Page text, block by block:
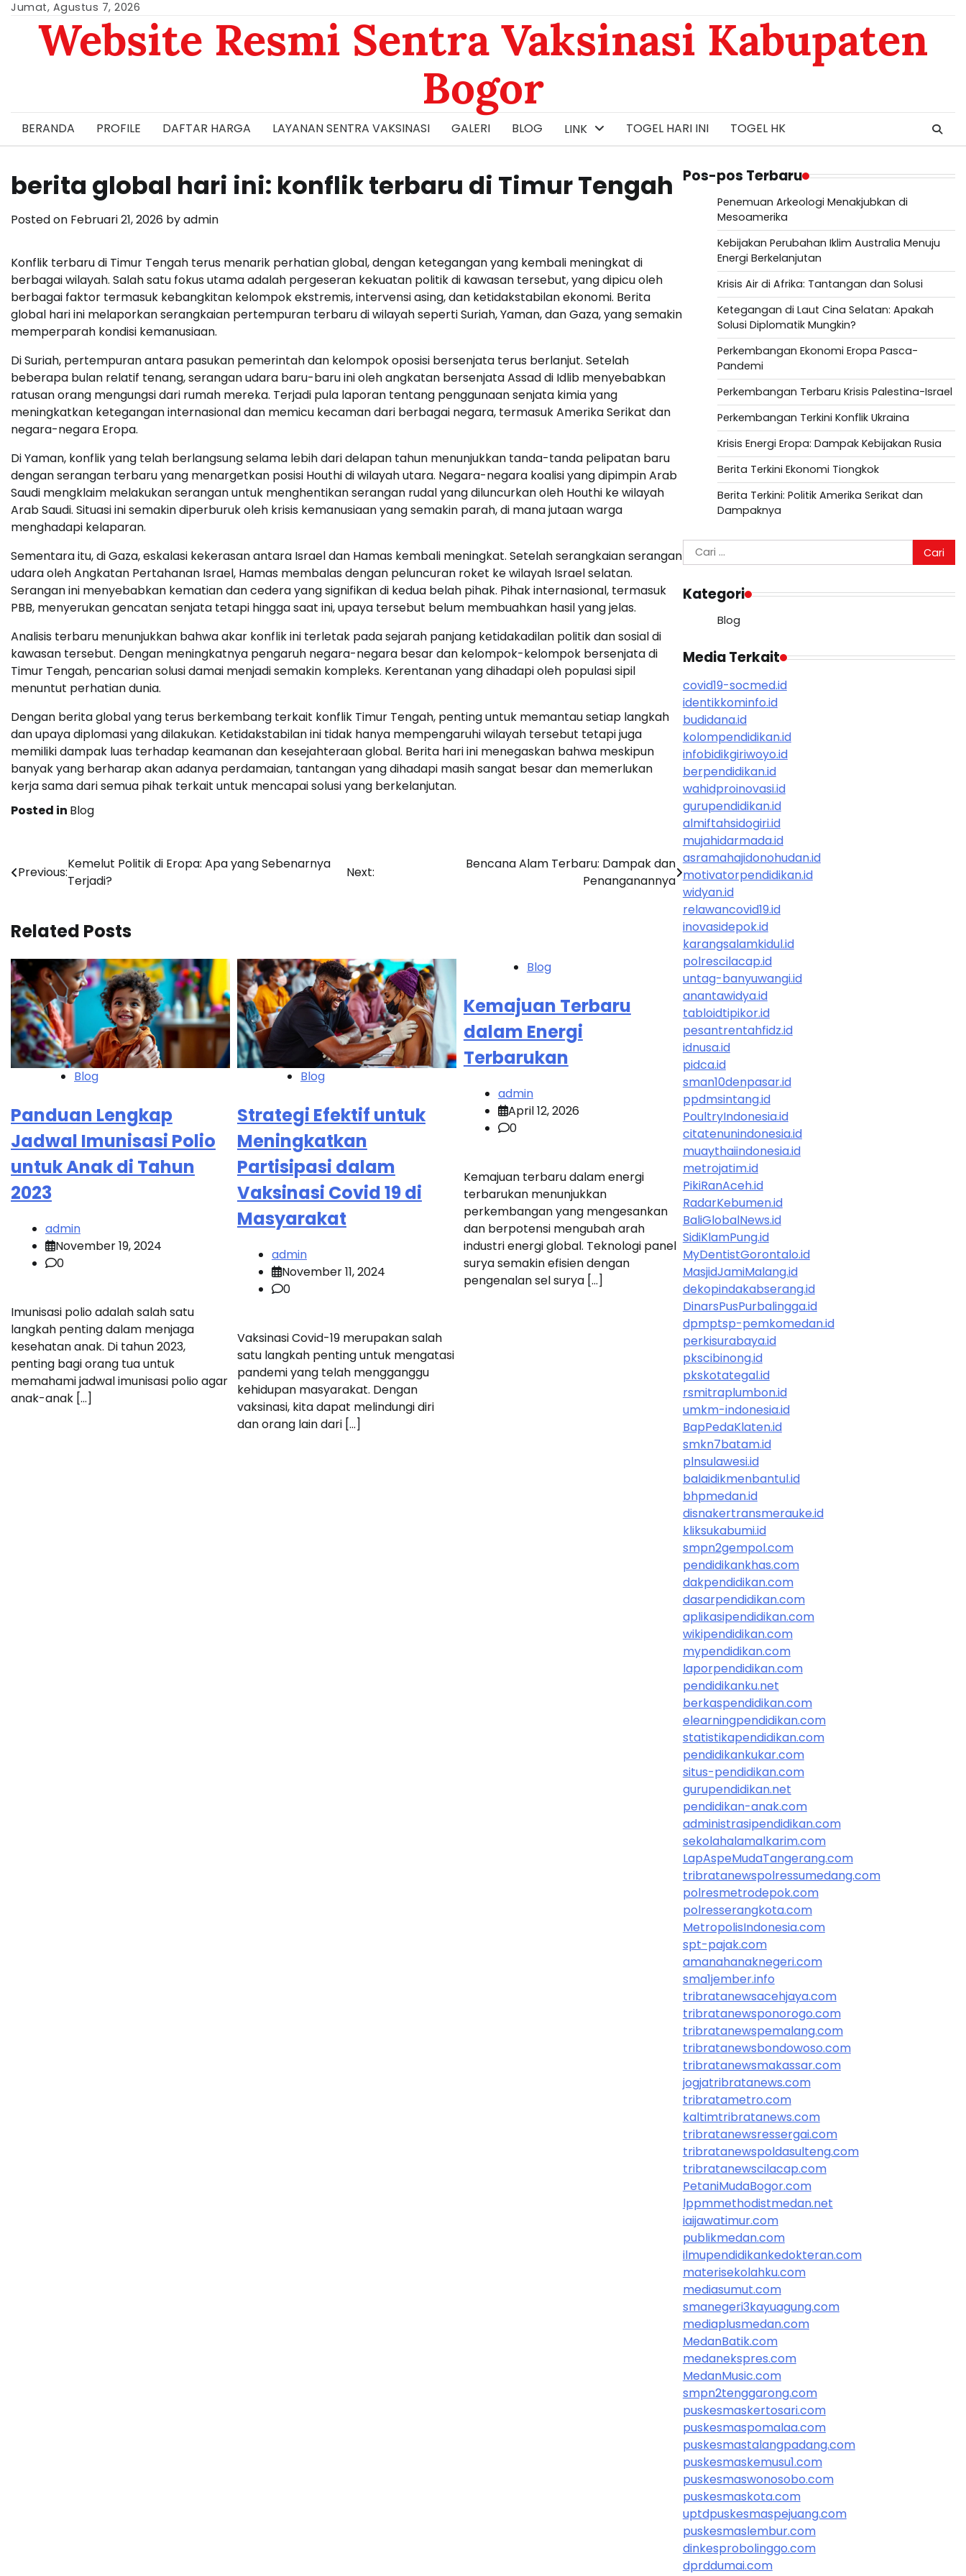
Skip
content
Jumat, Agustus 7, 2026
Website Resmi Sentra Vaksinasi Kabupaten
Bogor
BERANDA PROFILE DAFTAR HARGA LAYANAN SENTRA VAKSINASI GALERI BLOG LINK TOGEL HARI INI TOGEL HK
berita global hari ini: konflik terbaru di Timur Tengah
Posted on Februari 21, 2026 byadmin
Konflik terbaru di Timur Tengah terus menarik perhatian global, dengan ketegangan yang kembali meningkat di
berbagai wilayah. Salah satu fokus utama adalah pergeseran kekuatan politik di kawasan tersebut, yang dipicu oleh
berbagai faktor termasuk kebangkitan kelompok ekstremis, intervensi asing, dan ketidakstabilan ekonomi. Berita
global hari ini melaporkan serangkaian pertempuran terbaru di wilayah seperti Suriah, Yaman, dan Gaza, yang semakin
memperparah kondisi kemanusiaan.
Di Suriah, pertempuran antara pasukan pemerintah dan kelompok oposisi bersenjata terus berlanjut. Setelah
beberapa bulan relatif tenang, serangan udara baru-baru ini oleh angkatan bersenjata Assad di Idlib menyebabkan
ratusan orang mengungsi dari rumah mereka. Terjadi pula laporan tentang penggunaan senjata kimia yang
meningkatkan ketegangan internasional dan memicu kecaman dari berbagai negara, termasuk Amerika Serikat dan
negara-negara Eropa.
Di Yaman, konflik yang telah berlangsung selama lebih dari delapan tahun menunjukkan tanda-tanda pelipatan baru
dengan serangan terbaru yang menargetkan posisi Houthi di wilayah utara. Negara-negara koalisi yang dipimpin Arab
Saudi mengklaim melakukan serangan untuk menghentikan serangan rudal yang diluncurkan oleh Houthi ke wilayah
Arab Saudi. Situasi ini semakin diperburuk oleh krisis kemanusiaan yang semakin parah, di mana jutaan warga
menghadapi kelaparan.
Sementara itu, di Gaza, eskalasi kekerasan antara Israel dan Hamas kembali meningkat. Setelah serangkaian serangan
udara oleh Angkatan Pertahanan Israel, Hamas membalas dengan peluncuran roket ke wilayah Israel selatan.
Serangan ini menyebabkan kematian dan cedera yang signifikan di kedua belah pihak. Pihak internasional, termasuk
PBB, menyerukan gencatan senjata tetapi hingga saat ini, upaya tersebut belum membuahkan hasil yang jelas.
Analisis terbaru menunjukkan bahwa akar konflik ini terletak pada sejarah panjang ketidakadilan politik dan sosial di
kawasan tersebut. Dengan meningkatnya pengaruh negara-negara besar dan kelompok-kelompok bersenjata di
Timur Tengah, pencarian solusi damai menjadi semakin kompleks. Kerentanan yang dihadapi oleh populasi sipil
menuntut perhatian dunia.
Dengan berita global yang terus berkembang terkait konflik Timur Tengah, penting untuk memantau setiap langkah
dan upaya diplomasi yang dilakukan. Ketidakstabilan ini tidak hanya mempengaruhi wilayah tersebut tetapi juga
memiliki dampak luas terhadap keamanan dan kesejahteraan global. Berita hari ini menegaskan bahwa meskipun
banyak yang berharap akan adanya perdamaian, tantangan yang dihadapi masih sangat besar dan memerlukan
kerja sama dari semua pihak terkait untuk mencapai solusi yang berkelanjutan.
Posted in Blog
Navigasi
Previous:
Kemelut Politik di Eropa: Apa yang Sebenarnya
Terjadi?
Next:
Bencana Alam Terbaru: Dampak dan
Penanganannya
Related Posts
Blog
Panduan Lengkap
Jadwal Imunisasi Polio
untuk Anak di Tahun
2023
admin
November 19, 2024
0
Imunisasi polio adalah salah satu
langkah penting dalam menjaga
kesehatan anak. Di tahun 2023,
penting bagi orang tua untuk
memahami jadwal imunisasi polio agar
anak-anak […]
Blog
Strategi Efektif untuk
Meningkatkan
Partisipasi dalam
Vaksinasi Covid 19 di
Masyarakat
admin
November 11, 2024
0
Vaksinasi Covid-19 merupakan salah
satu langkah penting untuk mengatasi
pandemi yang telah mengganggu
kehidupan masyarakat. Dengan
vaksinasi, kita dapat melindungi diri
dan orang lain dari […]
Blog
Kemajuan Terbaru
dalam Energi
Terbarukan
admin
April 12, 2026
0
Kemajuan terbaru dalam energi
terbarukan menunjukkan
perkembangan yang mengesankan
dan berpotensi mengubah arah
industri energi global. Teknologi panel
surya semakin efisien dengan
pengenalan sel surya […]
Pos-pos Terbaru
Penemuan Arkeologi Menakjubkan di
Mesoamerika
Kebijakan Perubahan Iklim Australia Menuju
Energi Berkelanjutan
Krisis Air di Afrika: Tantangan dan Solusi
Ketegangan di Laut Cina Selatan: Apakah
Solusi Diplomatik Mungkin?
Perkembangan Ekonomi Eropa Pasca-
Pandemi
Perkembangan Terbaru Krisis Palestina-Israel
Perkembangan Terkini Konflik Ukraina
Krisis Energi Eropa: Dampak Kebijakan Rusia
Berita Terkini Ekonomi Tiongkok
Berita Terkini: Politik Amerika Serikat dan
Dampaknya
Cari
untuk:
Kategori
Blog
Media Terkait
covid19-socmed.id
identikkominfo.id
budidana.id
kolompendidikan.id
infobidikgiriwoyo.id
berpendidikan.id
wahidproinovasi.id
gurupendidikan.id
almiftahsidogiri.id
mujahidarmada.id
asramahajidonohudan.id
motivatorpendidikan.id
widyan.id
relawancovid19.id
inovasidepok.id
karangsalamkidul.id
polrescilacap.id
untag-banyuwangi.id
anantawidya.id
tabloidtipikor.id
pesantrentahfidz.id
idnusa.id
pidca.id
sman10denpasar.id
ppdmsintang.id
PoultryIndonesia.id
citatenunindonesia.id
muaythaiindonesia.id
metrojatim.id
PikiRanAceh.id
RadarKebumen.id
BaliGlobalNews.id
SidiKlamPung.id
MyDentistGorontalo.id
MasjidJamiMalang.id
dekopindakabserang.id
DinarsPusPurbalingga.id
dpmptsp-pemkomedan.id
perkisurabaya.id
pkscibinong.id
pkskotategal.id
rsmitraplumbon.id
umkm-indonesia.id
BapPedaKlaten.id
smkn7batam.id
plnsulawesi.id
balaidikmenbantul.id
bhpmedan.id
disnakertransmerauke.id
kliksukabumi.id
smpn2gempol.com
pendidikankhas.com
dakpendidikan.com
dasarpendidikan.com
aplikasipendidikan.com
wikipendidikan.com
mypendidikan.com
laporpendidikan.com
pendidikanku.net
berkaspendidikan.com
elearningpendidikan.com
statistikapendidikan.com
pendidikankukar.com
situs-pendidikan.com
gurupendidikan.net
pendidikan-anak.com
administrasipendidikan.com
sekolahalamalkarim.com
LapAspeMudaTangerang.com
tribratanewspolressumedang.com
polresmetrodepok.com
polresserangkota.com
MetropolisIndonesia.com
spt-pajak.com
amanahanaknegeri.com
sma1jember.info
tribratanewsacehjaya.com
tribratanewsponorogo.com
tribratanewspemalang.com
tribratanewsbondowoso.com
tribratanewsmakassar.com
jogjatribratanews.com
tribratametro.com
kaltimtribratanews.com
tribratanewsressergai.com
tribratanewspoldasulteng.com
tribratanewscilacap.com
PetaniMudaBogor.com
lppmmethodistmedan.net
iaijawatimur.com
publikmedan.com
ilmupendidikankedokteran.com
materisekolahku.com
mediasumut.com
smanegeri3kayuagung.com
mediaplusmedan.com
MedanBatik.com
medanekspres.com
MedanMusic.com
smpn2tenggarong.com
puskesmaskertosari.com
puskesmaspomalaa.com
puskesmastalangpadang.com
puskesmaskemusu1.com
puskesmaswonosobo.com
puskesmaskota.com
uptdpuskesmaspejuang.com
puskesmaslembur.com
dinkesprobolinggo.com
dprddumai.com